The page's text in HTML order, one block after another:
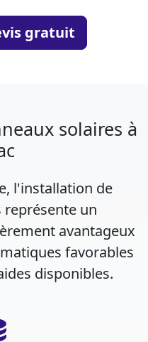
gratuit
solaires à
l'installation de
représente un
avantageux
favorables
disponibles.